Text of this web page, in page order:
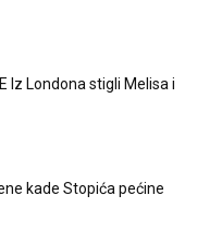
Iz Londona stigli Melisa i
kade Stopića pećine